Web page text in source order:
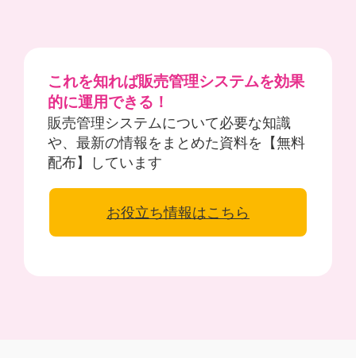
これを知れば販売管理システムを効果
的に運用できる！
販売管理システムについて必要な知識
や、最新の情報をまとめた資料を【無料
配布】しています
お役立ち情報はこちら